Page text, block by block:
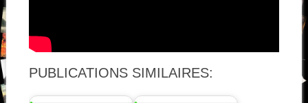
PUBLICATIONS SIMILAIRES: